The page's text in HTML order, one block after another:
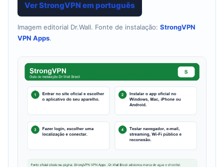
Ver StrongVPN em português
Imagem editorial Dr.Wall. Fonte de instalação: StrongVPN
VPN Apps.